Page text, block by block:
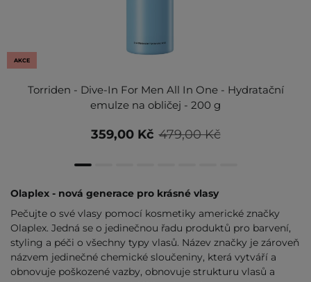
AKCE
Torriden - Dive-In For Men All In One - Hydratační
emulze na obličej - 200 g
479,00 Kč
359,00 Kč
Olaplex - nová generace pro krásné vlasy
Pečujte o své vlasy pomocí kosmetiky americké značky
Olaplex. Jedná se o jedinečnou řadu produktů pro barvení,
styling a péči o všechny typy vlasů. Název značky je zároveň
názvem jedinečné chemické sloučeniny, která vytváří a
obnovuje poškozené vazby, obnovuje strukturu vlasů a